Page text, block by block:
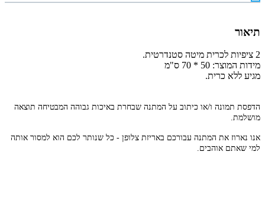
תיאור
2 ציפיות לכרית מיטה סטנדרטית.
מידות המוצר: 50 * 70 ס"מ
מגיע ללא כרית.
הדפסת תמונה ו/או כיתוב על המתנה שבחרת באיכות גבוהה המבטיחה תוצאה
מושלמת.
אנו נארוז את המתנה עבורכם באריזת צלופן - כל שנותר לכם הוא למסור אותה
למי שאתם אוהבים.